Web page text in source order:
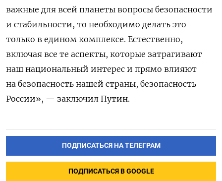
важные для всей планеты вопросы безопасности
и стабильности, то необходимо делать это
только в едином комплексе. Естественно,
включая все те аспекты, которые затрагивают
наш национальный интерес и прямо влияют
на безопасность нашей страны, безопасность
России», — заключил Путин.
ПОДПИСАТЬСЯ НА ТЕЛЕГРАМ
ПОДПИСАТЬСЯ В GOOGLE